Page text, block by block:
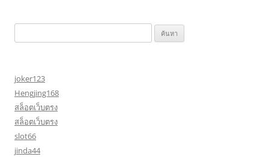
สำหรับ:
joker123
Hengjing168
สล็อตเว็บตรง
สล็อตเว็บตรง
slot66
jinda44